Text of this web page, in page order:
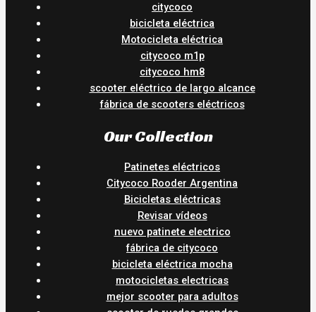
citycoco
bicicleta eléctrica
Motocicleta eléctrica
citycoco m1p
citycoco hm8
scooter eléctrico de largo alcance
fábrica de scooters eléctricos
Our Collection
Patinetes eléctricos
Citycoco Rooder Argentina
Bicicletas eléctricas
Revisar vídeos
nuevo patinete electrico
fábrica de citycoco
bicicleta eléctrica mocha
motocicletas electricas
mejor scooter para adultos